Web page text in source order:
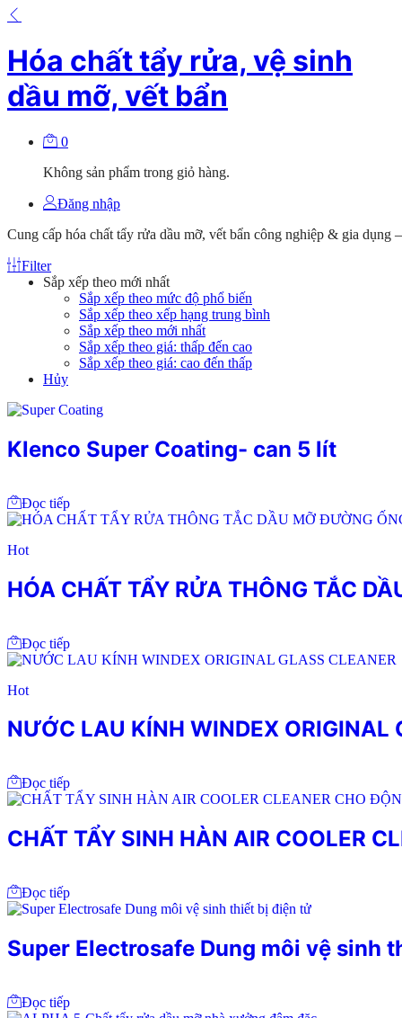
Hóa chất tẩy rửa, vệ sinh
dầu mỡ, vết bẩn
0
Không sản phẩm trong giỏ hàng.
Đăng nhập
Cung cấp hóa chất tẩy rửa dầu mỡ, vết bẩn công nghiệp & gia
Filter
Sắp xếp theo mới nhất
Sắp xếp theo mức độ phổ biến
Sắp xếp theo xếp hạng trung bình
Sắp xếp theo mới nhất
Sắp xếp theo giá: thấp đến cao
Sắp xếp theo giá: cao đến thấp
Hủy
Klenco Super Coating- can 5 lít
Đọc tiếp
Hot
HÓA CHẤT TẨY RỬA THÔNG TẮC
Đọc tiếp
Hot
NƯỚC LAU KÍNH WINDEX ORIGINAL
Đọc tiếp
CHẤT TẨY SINH HÀN AIR COOLER
Đọc tiếp
Super Electrosafe Dung môi vệ sinh
Đọc tiếp